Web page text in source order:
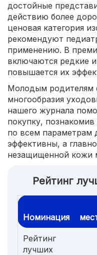
достойные
действию более
ценовая категория
рекомендуют
применению. В
включаются редкие
повышается их
Молодым родителям
многообразия
нашего журнала
покупку,
по всем параметрам
эффективны, а
незащищенной кожи
Рейтинг
Номинация
Рейтинг
лучших